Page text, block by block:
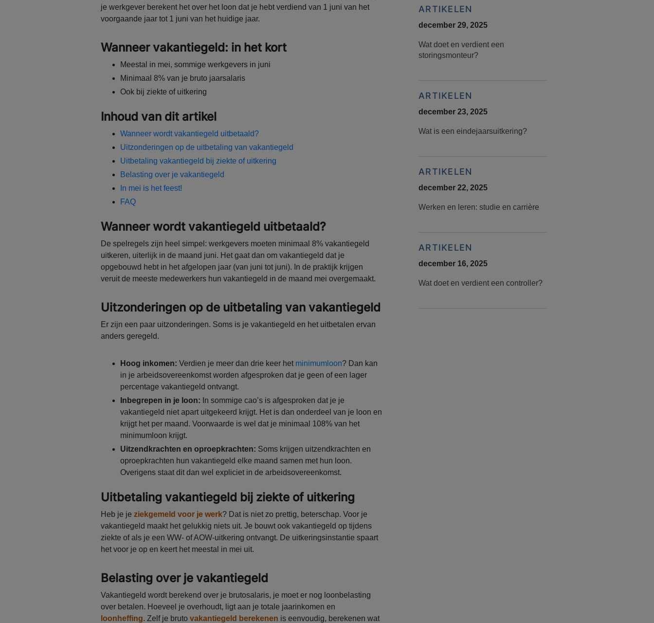
je werkgever berekent het over het loon dat je hebt verdiend van 1 juni van het
voorgaande jaar tot 1 juni van het huidige jaar.
Wanneer vakantiegeld: in het kort
Meestal in mei, sommige werkgevers in juni
Minimaal 8% van je bruto jaarsalaris
Ook bij ziekte of uitkering
Inhoud van dit artikel
Wanneer wordt vakantiegeld uitbetaald?
Uitzonderingen op de uitbetaling van vakantiegeld
Uitbetaling vakantiegeld bij ziekte of uitkering
Belasting over je vakantiegeld
In mei is het feest!
FAQ
Wanneer wordt vakantiegeld uitbetaald?
De spelregels zijn heel simpel: werkgevers moeten minimaal 8% vakantiegeld
uitkeren, uiterlijk in de maand juni. Het gaat dan om vakantiegeld dat je
opgebouwd hebt in het afgelopen jaar (van juni tot juni). In de praktijk krijgen
veruit de meeste medewerkers hun vakantiegeld in de maand mei overgemaakt.
Uitzonderingen op de uitbetaling van vakantiegeld
Er zijn een paar uitzonderingen. Soms is je vakantiegeld en het uitbetalen ervan
anders geregeld.
Hoog inkomen: Verdien je meer dan drie keer het minimumloon? Dan kan
in je arbeidsovereenkomst worden afgesproken dat je geen of een lager
percentage vakantiegeld ontvangt.
Inbegrepen in je loon: In sommige cao’s is afgesproken dat je je
vakantiegeld niet apart uitgekeerd krijgt. Het is dan onderdeel van je loon en
krijgt het per maand. Voorwaarde is wel dat je minimaal 108% van het
minimumloon krijgt.
Uitzendkrachten en oproepkrachten: Soms krijgen uitzendkrachten en
oproepkrachten hun vakantiegeld elke maand samen met hun loon.
Overigens staat dit dan wel expliciet in de arbeidsovereenkomst.
Uitbetaling vakantiegeld bij ziekte of uitkering
Heb je je ziekgemeld voor je werk? Dat is niet zo prettig, beterschap. Voor je
vakantiegeld maakt het gelukkig niets uit. Je bouwt ook vakantiegeld op tijdens
ziekte of als je een WW- of AOW-uitkering ontvangt. De uitkeringsinstantie spaart
het voor je op en keert het meestal in mei uit.
Belasting over je vakantiegeld
Vakantiegeld wordt berekend over je brutosalaris, je moet er nog loonbelasting
over betalen. Hoeveel je overhoudt, ligt aan je totale jaarinkomen en
loonheffing. Zelf je bruto vakantiegeld berekenen is eenvoudig, berekenen wat
ARTIKELEN
december 29, 2025
Wat doet en verdient een
storingsmonteur?
ARTIKELEN
december 23, 2025
Wat is een eindejaarsuitkering?
ARTIKELEN
december 22, 2025
Werken en leren: studie en carrière
ARTIKELEN
december 16, 2025
Wat doet en verdient een controller?